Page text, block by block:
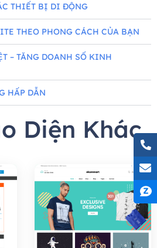
THIẾT BỊ DI ĐỘNG
THEO PHONG CÁCH CỦA BẠN
– TĂNG DOANH SỐ KINH
HẤP DẪN
Diện Khác